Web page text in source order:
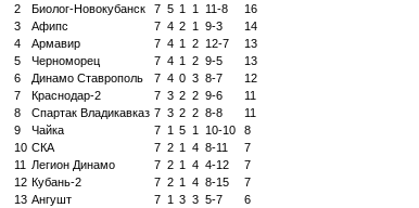
2
Биолог-Новокубанск 7 5 1 1 11-8
16
3
Афипс 7 4 2 1 9-3
14
4
Армавир 7 4 1 2 12-7
13
5
Черноморец 7 4 1 2 9-5
13
6
Динамо Ставрополь 7 4 0 3 8-7
12
7
Краснодар-2 7 3 2 2 9-6
11
8
Спартак Владикавказ 7 3 2 2 8-8
11
9
Чайка 7 1 5 1 10-10
8
10 СКА 7 2 1 4 8-11
7
11
Легион Динамо 7 2 1 4 4-12
7
12 Кубань-2 7 2 1 4 8-15
7
13 Ангушт 7 1 3 3 5-7
6